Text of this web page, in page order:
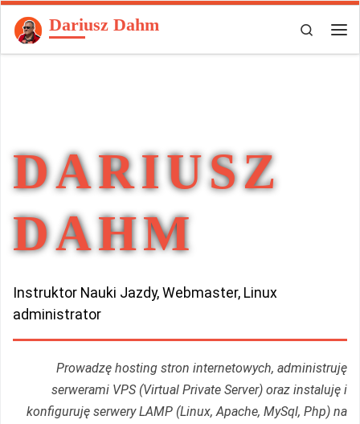
Przejdź do treści
Dariusz Dahm
Search
DARIUSZ
DAHM
Instruktor Nauki Jazdy, Webmaster, Linux
administrator
Prowadzę hosting stron internetowych, administruję
serwerami VPS (Virtual Private Server) oraz instaluję i
konfiguruję serwery LAMP (Linux, Apache, MySql, Php) na